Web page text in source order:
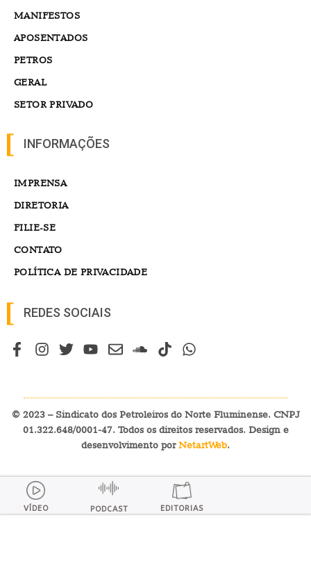
MANIFESTOS
APOSENTADOS
PETROS
GERAL
SETOR PRIVADO
INFORMAÇÕES
IMPRENSA
DIRETORIA
FILIE-SE
CONTATO
POLÍTICA DE PRIVACIDADE
REDES SOCIAIS
© 2023 – Sindicato dos Petroleiros do Norte Fluminense. CNPJ
01.322.648/0001-47. Todos os direitos reservados. Design e
desenvolvimento porNetartWeb.
VÍDEO PODCAST EDITORIAS